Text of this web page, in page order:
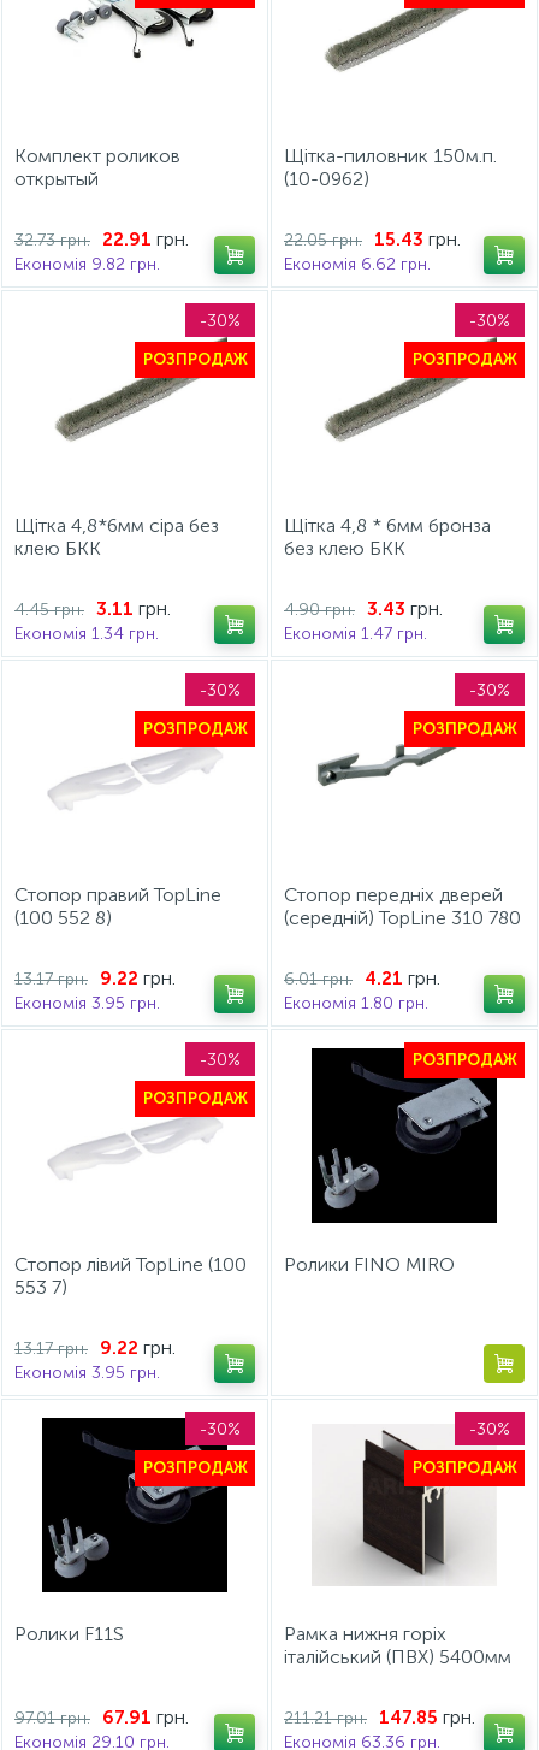
Комплект роликов
открытый
22.91 грн.
32.73 грн.
Економія 9.82 грн.
Щітка-пиловник 150м.п.
(10-0962)
15.43 грн.
22.05 грн.
Економія 6.62 грн.
-30%
РОЗПРОДАЖ
Щітка 4,8*6мм сіра без
клею БКК
3.11 грн.
4.45 грн.
Економія 1.34 грн.
-30%
РОЗПРОДАЖ
Щітка 4,8 * 6мм бронза
без клею БКК
3.43 грн.
4.90 грн.
Економія 1.47 грн.
-30%
РОЗПРОДАЖ
Стопор правий TopLine
(100 552 8)
9.22 грн.
13.17 грн.
Економія 3.95 грн.
-30%
РОЗПРОДАЖ
Стопор передніх дверей
(середній) TopLine 310 780
4.21 грн.
6.01 грн.
Економія 1.80 грн.
-30%
РОЗПРОДАЖ
Стопор лівий TopLine (100
553 7)
9.22 грн.
13.17 грн.
Економія 3.95 грн.
РОЗПРОДАЖ
Ролики FINO MIRO
-30%
РОЗПРОДАЖ
Ролики F11S
67.91 грн.
97.01 грн.
Економія 29.10 грн.
-30%
РОЗПРОДАЖ
Рамка нижня горіх
італійський (ПВХ) 5400мм
147.85 грн.
211.21 грн.
Економія 63.36 грн.